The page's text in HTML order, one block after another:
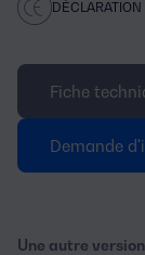
Fiche
Demande
Une autre